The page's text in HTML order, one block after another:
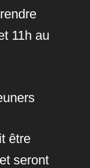
11h au
être
seront